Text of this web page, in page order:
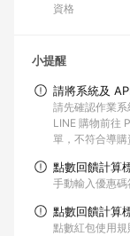
資格
小提醒
請將系統及
請先確認作業
LINE 購物前往
單，不符合導
點數回饋計算
手動輸入優惠
點數回饋計算
點數紅包使用